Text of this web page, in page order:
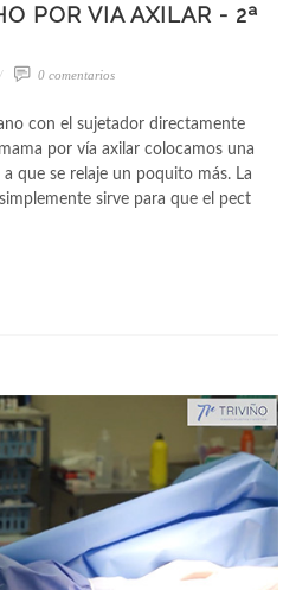
POR VIA AXILAR - 2ª
0 comentarios
con el sujetador directamente
por vía axilar colocamos una
que se relaje un poquito más. La
sirve para que el pect